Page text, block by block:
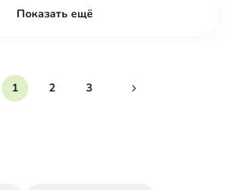
Показать ещё
1 2 3